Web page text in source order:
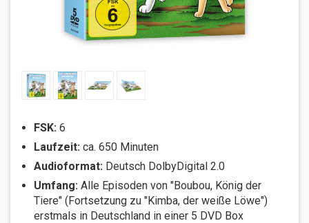
FSK: 6
Laufzeit: ca. 650 Minuten
Audioformat: Deutsch DolbyDigital 2.0
Umfang: Alle Episoden von "Boubou, König der
Tiere" (Fortsetzung zu "Kimba, der weiße Löwe")
erstmals in Deutschland in einer 5 DVD Box